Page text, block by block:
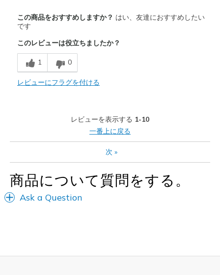
Attractive Design
Comfortable
Stylish
以下に最適
Feels true to width
Feels true to size
View On Shoes
Shoes are for Wearing
この商品をおすすめしますか？ はい、友達におすすめしたい
です
このレビューは役立ちましたか？
1 0
レビューにフラグを付ける
レビューを表示する 1-10
一番上に戻る
次 »
商品について質問をする。
Ask a Question